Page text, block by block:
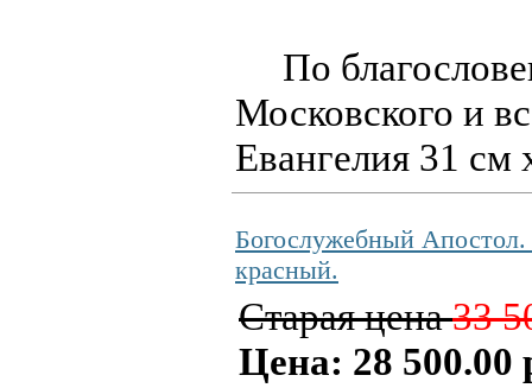
По
Московского и
Евангелия 31
Богослужебный
красный.
Старая цена33
Цена: 28 500.00